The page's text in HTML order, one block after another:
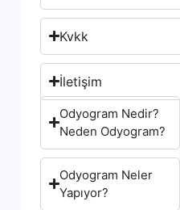
Kvkk
İletişim
Odyogram Nedir?
Neden Odyogram?
Odyogram Neler
Yapıyor?